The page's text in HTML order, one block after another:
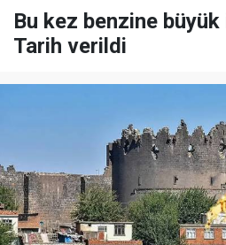
Bu kez benzine
Tarih verildi